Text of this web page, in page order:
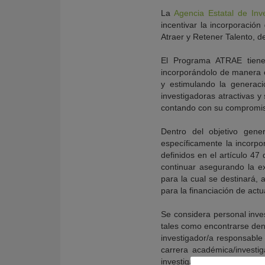
La Agencia Estatal de
incentivar la
Atraer y Retener Talento,
El Programa ATRAE
incorporándolo de manera
y estimulando la
investigadoras atractivas
contando con su
Dentro del objetivo
específicamente la
definidos en el artículo 47
continuar asegurando la
para la cual se destinará,
para la financiación de
Se considera personal
tales como encontrarse
investigador/a
carrera académica/
investigación en